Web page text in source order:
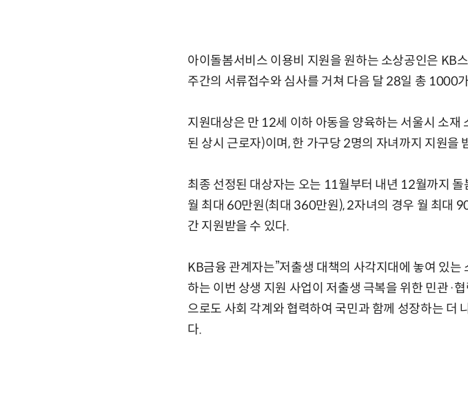
아이돌봄서비스 이용비 지원을 원하는 소상공인은 KB
주간의 서류접수와 심사를 거쳐 다음 달 28일 총 1000
지원대상은 만 12세 이하 아동을 양육하는 서울시 소
된 상시 근로자)이며, 한 가구당 2명의 자녀까지 지원을
최종 선정된 대상자는 오는 11월부터 내년 12월까지
월 최대 60만원(최대 360만원), 2자녀의 경우 월 최대
간 지원받을 수 있다.
KB금융 관계자는”저출생 대책의 사각지대에 놓여 있
하는 이번 상생 지원 사업이 저출생 극복을 위한 민관·
으로도 사회 각계와 협력하여 국민과 함께 성장하는 더
다.